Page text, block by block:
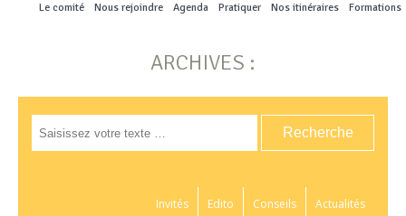
Le comité Nous rejoindre Agenda Pratiquer Nos itinéraires Formations
ARCHIVES :
Actualités
Conseils
Edito
Invités